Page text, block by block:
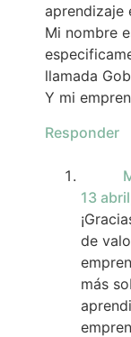
aprendizaje
Mi nombre
llamada
Y mi
Responder
13
de
más